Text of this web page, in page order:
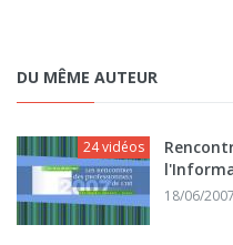
DU MÊME AUTEUR
24 vidéos
18/06/2007